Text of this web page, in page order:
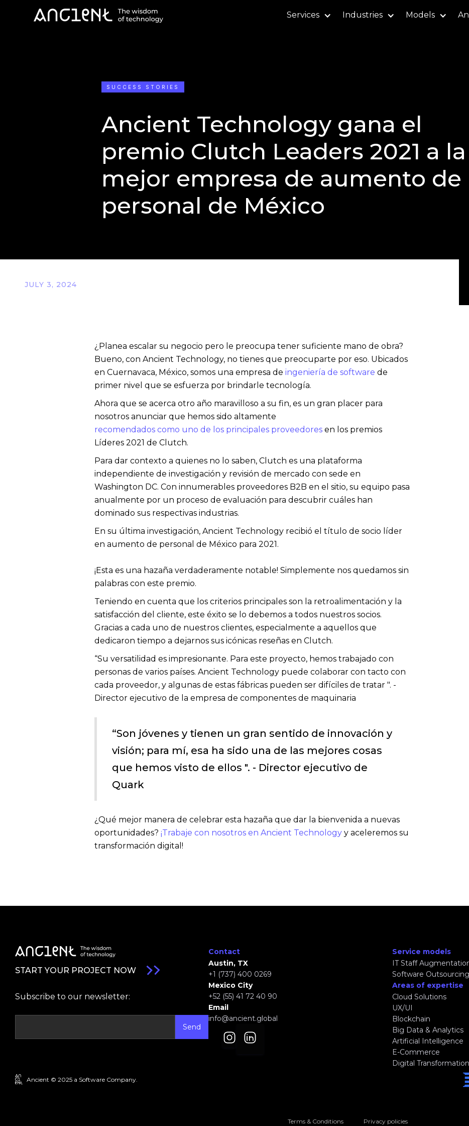
Services Industries Models
SUCCESS STORIES
Ancient Technology gana el
premio Clutch Leaders 2021 a la
mejor empresa de aumento de
personal de México
JULY 3, 2024
¿Planea escalar su negocio pero le preocupa tener suficiente mano de obra?
Bueno, con Ancient Technology, no tienes que preocuparte por eso. Ubicados
en Cuernavaca, México, somos una empresa deingeniería de software de
primer nivel que se esfuerza por brindarle tecnología.
Ahora que se acerca otro año maravilloso a su fin, es un gran placer para
nosotros anunciar que hemos sido altamente
recomendados como uno de los principales proveedores en los premios
Líderes 2021 de Clutch.
Para dar contexto a quienes no lo saben, Clutch es una plataforma
independiente de investigación y revisión de mercado con sede en
Washington DC. Con innumerables proveedores B2B en el sitio, su equipo pasa
anualmente por un proceso de evaluación para descubrir cuáles han
dominado sus respectivas industrias.
En su última investigación, Ancient Technology recibió el título de socio líder
en aumento de personal de México para 2021.
¡Esta es una hazaña verdaderamente notable! Simplemente nos quedamos sin
palabras con este premio.
Teniendo en cuenta que los criterios principales son la retroalimentación y la
satisfacción del cliente, este éxito se lo debemos a todos nuestros socios.
Gracias a cada uno de nuestros clientes, especialmente a aquellos que
dedicaron tiempo a dejarnos sus icónicas reseñas en Clutch.
“Su versatilidad es impresionante. Para este proyecto, hemos trabajado con
personas de varios países. Ancient Technology puede colaborar con tacto con
cada proveedor, y algunas de estas fábricas pueden ser difíciles de tratar ". -
Director ejecutivo de la empresa de componentes de maquinaria
“Son jóvenes y tienen un gran sentido de innovación y
visión; para mí, esa ha sido una de las mejores cosas
que hemos visto de ellos ". - Director ejecutivo de
Quark
¿Qué mejor manera de celebrar esta hazaña que dar la bienvenida a nuevas
oportunidades?¡Trabaje con nosotros en Ancient Technology y aceleremos su
transformación digital!
START YOUR PROJECT NOW
Subscribe to our newsletter:
Contact
Austin, TX
+1 (737) 400 0269
Mexico City
+52 (55) 41 72 40 90
Email
info@ancient.global
Service models
IT Staff
Software Outsourcing
Areas of expertise
Cloud Solutions
UX/UI
Blockchain
Big Data & Analytics
Artificial Intelligence
E-Commerce
Digital Transformation
Ancient © 2025 a Software Company.
Terms & Conditions Privacy policies